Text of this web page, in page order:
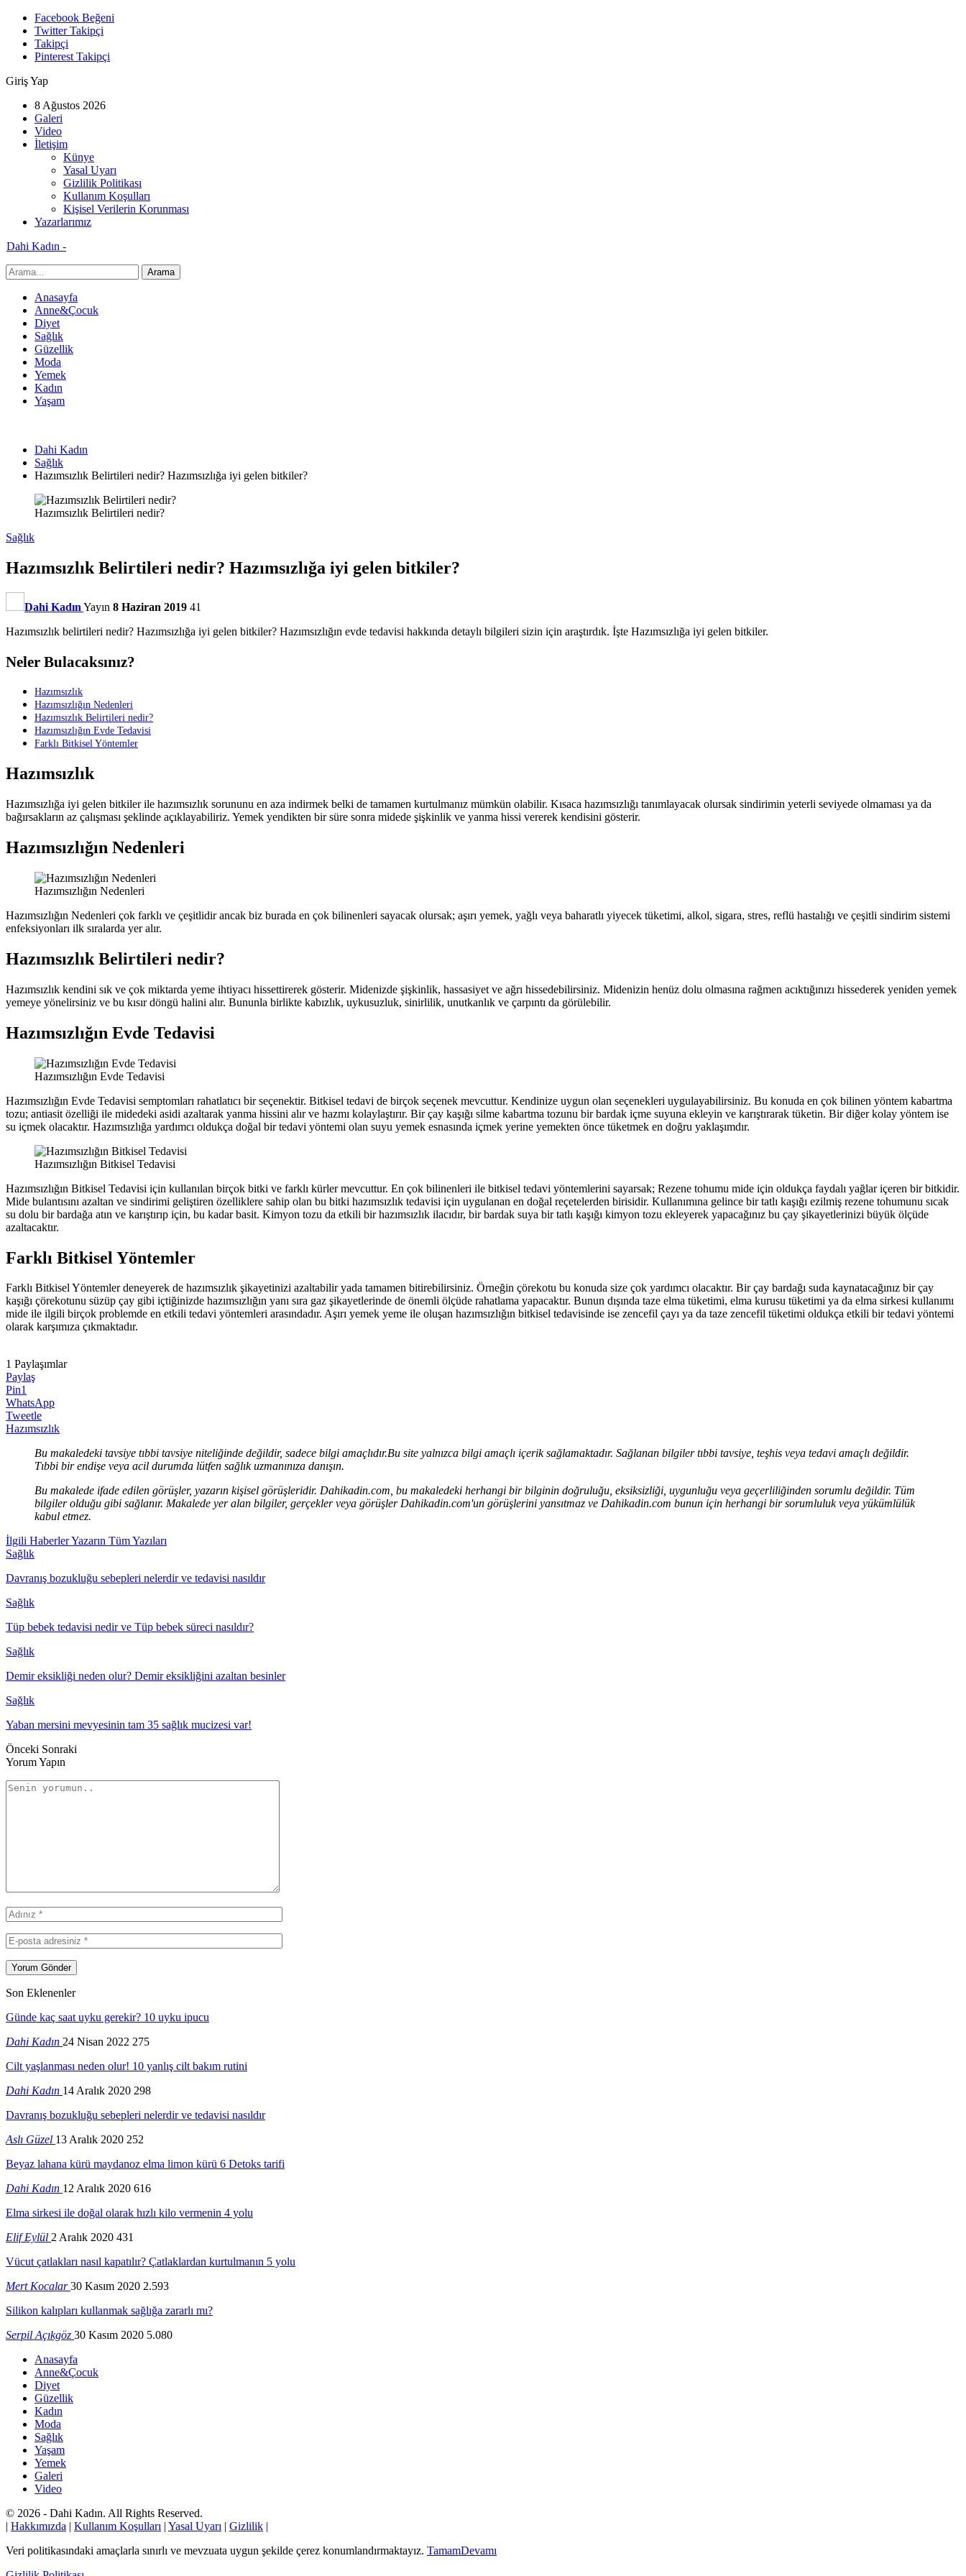
Facebook Beğeni
Twitter Takipçi
Takipçi
Pinterest Takipçi
Giriş Yap
8 Ağustos 2026
Galeri
Video
İletişim
Künye
Yasal Uyarı
Gizlilik Politikası
Kullanım Koşulları
Kişisel Verilerin Korunması
Yazarlarımız
Dahi Kadın -
Anasayfa
Anne&Çocuk
Diyet
Sağlık
Güzellik
Moda
Yemek
Kadın
Yaşam
Dahi Kadın
Sağlık
Hazımsızlık Belirtileri nedir? Hazımsızlığa iyi gelen bitkiler?
Hazımsızlık Belirtileri nedir?
Sağlık
Hazımsızlık Belirtileri nedir? Hazımsızlığa iyi gelen bitkiler?
Dahi Kadın Yayın 8 Haziran 2019 41
Hazımsızlık belirtileri nedir? Hazımsızlığa iyi gelen bitkiler? Hazımsızlığın evde tedavisi hakkında detaylı bilgileri sizin için araştırdık. İşte Hazımsızlığa iyi gelen bitkiler.
Neler Bulacaksınız?
Hazımsızlık
Hazımsızlığın Nedenleri
Hazımsızlık Belirtileri nedir?
Hazımsızlığın Evde Tedavisi
Farklı Bitkisel Yöntemler
Hazımsızlık
Hazımsızlığa iyi gelen bitkiler ile hazımsızlık sorununu en aza indirmek belki de tamamen kurtulmanız mümkün olabilir. Kısaca hazımsızlığı tanımlayacak olursak sindirimin yeterli seviyede olmaması ya da
bağırsakların az çalışması şeklinde açıklayabiliriz. Yemek yendikten bir süre sonra midede şişkinlik ve yanma hissi vererek kendisini gösterir.
Hazımsızlığın Nedenleri
Hazımsızlığın Nedenleri
Hazımsızlığın Nedenleri çok farklı ve çeşitlidir ancak biz burada en çok bilinenleri sayacak olursak; aşırı yemek, yağlı veya baharatlı yiyecek tüketimi, alkol, sigara, stres, reflü hastalığı ve çeşitli sindirim sistemi
enfeksiyonları ilk sıralarda yer alır.
Hazımsızlık Belirtileri nedir?
Hazımsızlık kendini sık ve çok miktarda yeme ihtiyacı hissettirerek gösterir. Midenizde şişkinlik, hassasiyet ve ağrı hissedebilirsiniz. Midenizin henüz dolu olmasına rağmen acıktığınızı hissederek yeniden yemek
yemeye yönelirsiniz ve bu kısır döngü halini alır. Bununla birlikte kabızlık, uykusuzluk, sinirlilik, unutkanlık ve çarpıntı da görülebilir.
Hazımsızlığın Evde Tedavisi
Hazımsızlığın Evde Tedavisi
Hazımsızlığın Evde Tedavisi semptomları rahatlatıcı bir seçenektir. Bitkisel tedavi de birçok seçenek mevcuttur. Kendinize uygun olan seçenekleri uygulayabilirsiniz. Bu konuda en çok bilinen yöntem kabartma
tozu; antiasit özelliği ile midedeki asidi azaltarak yanma hissini alır ve hazmı kolaylaştırır. Bir çay kaşığı silme kabartma tozunu bir bardak içme suyuna ekleyin ve karıştırarak tüketin. Bir diğer kolay yöntem ise
su içmek olacaktır. Hazımsızlığa yardımcı oldukça doğal bir tedavi yöntemi olan suyu yemek esnasında içmek yerine yemekten önce tüketmek en doğru yaklaşımdır.
Hazımsızlığın Bitkisel Tedavisi
Hazımsızlığın Bitkisel Tedavisi için kullanılan birçok bitki ve farklı kürler mevcuttur. En çok bilinenleri ile bitkisel tedavi yöntemlerini sayarsak; Rezene tohumu mide için oldukça faydalı yağlar içeren bir bitkidir.
Mide bulantısını azaltan ve sindirimi geliştiren özelliklere sahip olan bu bitki hazımsızlık tedavisi için uygulanan en doğal reçetelerden birisidir. Kullanımına gelince bir tatlı kaşığı ezilmiş rezene tohumunu sıcak
su dolu bir bardağa atın ve karıştırıp için, bu kadar basit. Kimyon tozu da etkili bir hazımsızlık ilacıdır, bir bardak suya bir tatlı kaşığı kimyon tozu ekleyerek yapacağınız bu çay şikayetlerinizi büyük ölçüde
azaltacaktır.
Farklı Bitkisel Yöntemler
Farklı Bitkisel Yöntemler deneyerek de hazımsızlık şikayetinizi azaltabilir yada tamamen bitirebilirsiniz. Örneğin çörekotu bu konuda size çok yardımcı olacaktır. Bir çay bardağı suda kaynatacağınız bir çay
kaşığı çörekotunu süzüp çay gibi içtiğinizde hazımsızlığın yanı sıra gaz şikayetlerinde de önemli ölçüde rahatlama yapacaktır. Bunun dışında taze elma tüketimi, elma kurusu tüketimi ya da elma sirkesi kullanımı
mide ile ilgili birçok problemde en etkili tedavi yöntemleri arasındadır. Aşırı yemek yeme ile oluşan hazımsızlığın bitkisel tedavisinde ise zencefil çayı ya da taze zencefil tüketimi oldukça etkili bir tedavi yöntemi
olarak karşımıza çıkmaktadır.
1 Paylaşımlar
Paylaş
Pin1
WhatsApp
Tweetle
Hazımsızlık
Bu makaledeki tavsiye tıbbi tavsiye niteliğinde değildir, sadece bilgi amaçlıdır.Bu site yalnızca bilgi amaçlı içerik sağlamaktadır. Sağlanan bilgiler tıbbi tavsiye, teşhis veya tedavi amaçlı değildir.
Tıbbi bir endişe veya acil durumda lütfen sağlık uzmanınıza danışın.
Bu makalede ifade edilen görüşler, yazarın kişisel görüşleridir. Dahikadin.com, bu makaledeki herhangi bir bilginin doğruluğu, eksiksizliği, uygunluğu veya geçerliliğinden sorumlu değildir. Tüm
bilgiler olduğu gibi sağlanır. Makalede yer alan bilgiler, gerçekler veya görüşler Dahikadin.com'un görüşlerini yansıtmaz ve Dahikadin.com bunun için herhangi bir sorumluluk veya yükümlülük
kabul etmez.
İlgili HaberlerYazarın Tüm Yazıları
Sağlık
Davranış bozukluğu sebepleri nelerdir ve tedavisi nasıldır
Sağlık
Tüp bebek tedavisi nedir ve Tüp bebek süreci nasıldır?
Sağlık
Demir eksikliği neden olur? Demir eksikliğini azaltan besinler
Sağlık
Yaban mersini mevyesinin tam 35 sağlık mucizesi var!
Önceki Sonraki
Yorum Yapın
Son Eklenenler
Günde kaç saat uyku gerekir? 10 uyku ipucu
Dahi Kadın 24 Nisan 2022 275
Cilt yaşlanması neden olur! 10 yanlış cilt bakım rutini
Dahi Kadın 14 Aralık 2020 298
Davranış bozukluğu sebepleri nelerdir ve tedavisi nasıldır
Aslı Güzel 13 Aralık 2020 252
Beyaz lahana kürü maydanoz elma limon kürü 6 Detoks tarifi
Dahi Kadın 12 Aralık 2020 616
Elma sirkesi ile doğal olarak hızlı kilo vermenin 4 yolu
Elif Eylül 2 Aralık 2020 431
Vücut çatlakları nasıl kapatılır? Çatlaklardan kurtulmanın 5 yolu
Mert Kocalar30 Kasım 2020 2.593
Silikon kalıpları kullanmak sağlığa zararlı mı?
Serpil Açıkgöz 30 Kasım 2020 5.080
Anasayfa
Anne&Çocuk
Diyet
Güzellik
Kadın
Moda
Sağlık
Yaşam
Yemek
Galeri
Video
© 2026 - Dahi Kadın. All Rights Reserved.
Hakkımızda Kullanım Koşulları Yasal Uyarı Gizlilik
Veri politikasındaki amaçlarla sınırlı ve mevzuata uygun şekilde çerez konumlandırmaktayız. TamamDevamı